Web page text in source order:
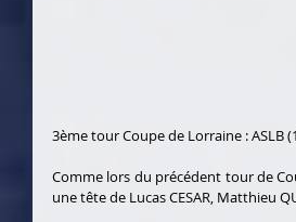
3ème tour Coupe de Lorraine : ASLB
Comme lors du précédent tour de
une tête de Lucas CESAR, Matthieu